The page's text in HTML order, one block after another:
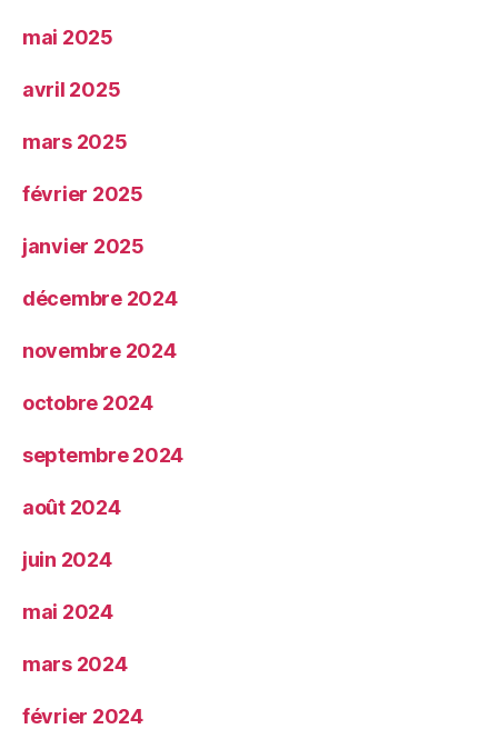
mai 2025
avril 2025
mars 2025
février 2025
janvier 2025
décembre 2024
novembre 2024
octobre 2024
septembre 2024
août 2024
juin 2024
mai 2024
mars 2024
février 2024